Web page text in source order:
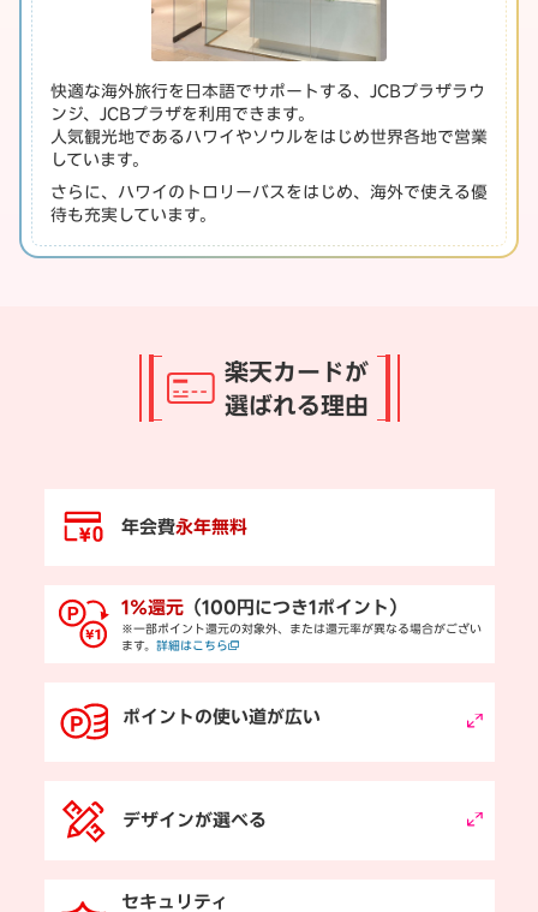
快適な海外旅行を日本語でサポートする、JCBプラザラウ
ンジ、JCBプラザを利用できます。
人気観光地であるハワイやソウルをはじめ世界各地で営業
しています。
さらに、ハワイのトロリーバスをはじめ、海外で使える優
待も充実しています。
楽天カードが
選ばれる理由
年会費永年無料
1％還元（100円につき1ポイント）
※一部ポイント還元の対象外、または還元率が異なる場合がござい
ます。 詳細はこちら
ポイントの使い道が広い
デザインが選べる
セキュリティ